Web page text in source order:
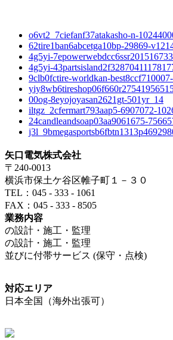
o6vt2_7ciefanf37atakasho-n-
62tire1ban6abcetga10bp-29869-
4g5yi-
4g5yi-
9clb0fctire-worldkan-
00og-8eyojoyasan2621gt-501yr_14
iltgz_2cfermart793aap5-6907072-
24candleandsoap03aa9061675-
矢口電気株式会社
〒240-0013
横浜市保土ケ谷区帷子町１－３０
TEL：045 - 333 - 1061
FAX：045 - 333 - 8505
業務内容
の設計・施工・監理
の設計・施工・監理
並びに付帯サービス (保守・点検)
対応エリア
日本全国（海外出張可）